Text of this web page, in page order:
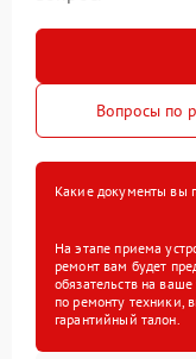
Вопросы по
Какие документы вы
На этапе приема
ремонт вам будет
обязательств на
по ремонту техники,
гарантийный талон.